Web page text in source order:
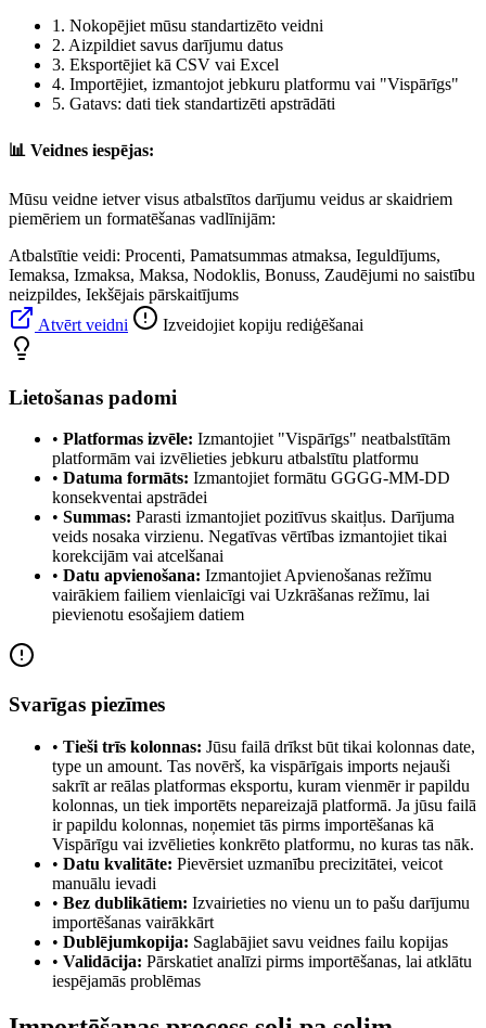
1. Nokopējiet mūsu standartizēto veidni
2. Aizpildiet savus darījumu datus
3. Eksportējiet kā CSV vai Excel
4. Importējiet, izmantojot jebkuru platformu vai "Vispārīgs"
5. Gatavs: dati tiek standartizēti apstrādāti
📊 Veidnes iespējas:
Mūsu veidne ietver visus atbalstītos darījumu veidus ar skaidriem
piemēriem un formatēšanas vadlīnijām:
Atbalstītie veidi: Procenti, Pamatsummas atmaksa, Ieguldījums,
Iemaksa, Izmaksa, Maksa, Nodoklis, Bonuss, Zaudējumi no saistību
neizpildes, Iekšējais pārskaitījums
Atvērt veidni
Izveidojiet kopiju rediģēšanai
Lietošanas padomi
• Platformas izvēle: Izmantojiet "Vispārīgs" neatbalstītām
platformām vai izvēlieties jebkuru atbalstītu platformu
• Datuma formāts: Izmantojiet formātu GGGG-MM-DD
konsekventai apstrādei
• Summas: Parasti izmantojiet pozitīvus skaitļus. Darījuma
veids nosaka virzienu. Negatīvas vērtības izmantojiet tikai
korekcijām vai atcelšanai
• Datu apvienošana: Izmantojiet Apvienošanas režīmu
vairākiem failiem vienlaicīgi vai Uzkrāšanas režīmu, lai
pievienotu esošajiem datiem
Svarīgas piezīmes
• Tieši trīs kolonnas: Jūsu failā drīkst būt tikai kolonnas date,
type un amount. Tas novērš, ka vispārīgais imports nejauši
sakrīt ar reālas platformas eksportu, kuram vienmēr ir papildu
kolonnas, un tiek importēts nepareizajā platformā. Ja jūsu failā
ir papildu kolonnas, noņemiet tās pirms importēšanas kā
Vispārīgu vai izvēlieties konkrēto platformu, no kuras tas nāk.
• Datu kvalitāte: Pievērsiet uzmanību precizitātei, veicot
manuālu ievadi
• Bez dublikātiem: Izvairieties no vienu un to pašu darījumu
importēšanas vairākkārt
• Dublējumkopija: Saglabājiet savu veidnes failu kopijas
• Validācija: Pārskatiet analīzi pirms importēšanas, lai atklātu
iespējamās problēmas